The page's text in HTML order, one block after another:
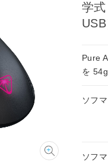
学
USB
Pure
を
ソフ
ソフ